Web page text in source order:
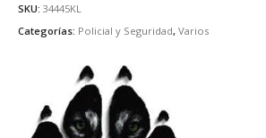
SKU: 34445KL
Categorías: Policial y Seguridad, Varios